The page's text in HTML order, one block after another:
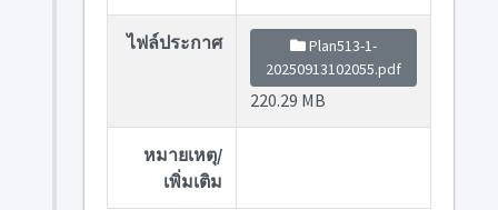
ไฟล์ประกาศ
Plan513-1-
20250913102055.pdf
220.29 MB
หมายเหตุ/
เพิ่มเติม